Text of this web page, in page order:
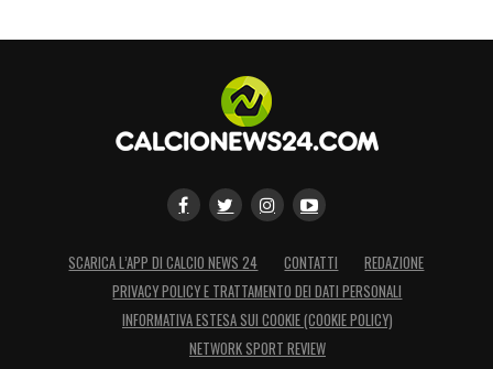
SCARICA L’APP DI CALCIO NEWS 24 CONTATTI
REDAZIONE
PRIVACY POLICY E TRATTAMENTO DEI DATI PERSONALI
INFORMATIVA ESTESA SUI COOKIE (COOKIE POLICY)
NETWORK SPORT REVIEW